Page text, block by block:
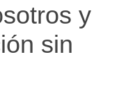
y
sin